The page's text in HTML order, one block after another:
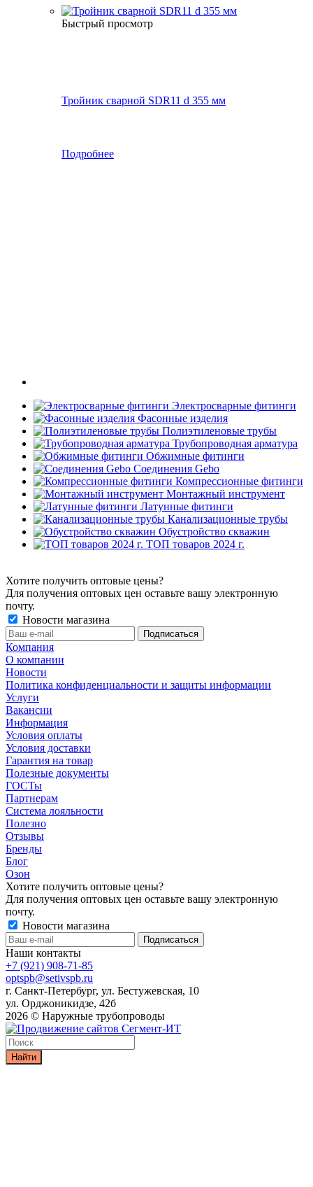
Быстрый просмотр
Тройник сварной SDR11 d 355 мм
Подробнее
Электросварные фитинги
Фасонные изделия
Полиэтиленовые трубы
Трубопроводная арматура
Обжимные фитинги
Соединения Gebo
Компрессионные фитинги
Монтажный инструмент
Латунные фитинги
Канализационные трубы
Обустройство скважин
ТОП товаров 2024 г.
Хотите получить оптовые цены?
Для получения оптовых цен оставьте вашу электронную
почту.
Новости магазина
Компания
О компании
Новости
Политика конфиденциальности и защиты информации
Услуги
Вакансии
Информация
Условия оплаты
Условия доставки
Гарантия на товар
Полезные документы
ГОСТы
Партнерам
Система лояльности
Полезно
Отзывы
Бренды
Блог
Озон
Хотите получить оптовые цены?
Для получения оптовых цен оставьте вашу электронную
почту.
Новости магазина
Наши контакты
+7 (921) 908-71-85
optspb@setivspb.ru
г. Санкт-Петербург, ул. Бестужевская, 10
ул. Орджоникидзе, 42б
2026 © Наружные трубопроводы
Найти